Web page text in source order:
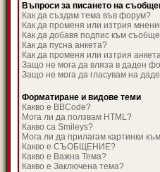
Въпроси за писането на
Как да създам тема във форум?
Как да променя или изтрия
Как да добавя подпис към
Как да пусна анкета?
Как да променя или изтрия
Защо не мога да вляза в даден
Защо не мога да гласувам на
Форматиране и видове теми
Какво е BBCode?
Мога ли да ползвам HTML?
Какво са Smileys?
Мога ли да прилагам картинки
Какво е СЪОБЩЕНИЕ?
Какво е Важна Тема?
Какво е Заключена тема?